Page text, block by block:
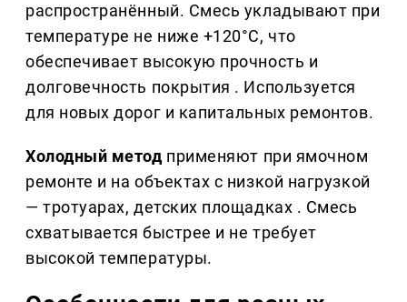
распространённый. Смесь укладывают при
температуре не ниже +120°C, что
обеспечивает высокую прочность и
долговечность покрытия . Используется
для новых дорог и капитальных ремонтов.
Холодный метод применяют при ямочном
ремонте и на объектах с низкой нагрузкой
— тротуарах, детских площадках . Смесь
схватывается быстрее и не требует
высокой температуры.